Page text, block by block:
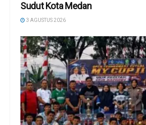
Sudut Kota Medan
3 AGUSTUS 2026